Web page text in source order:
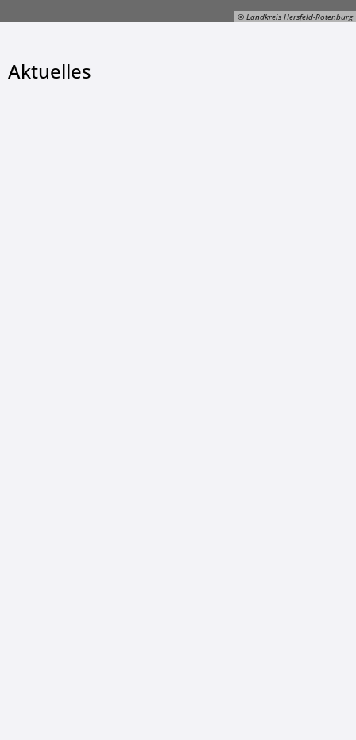
© Landkreis Hersfeld-Rotenburg
Aktuelles